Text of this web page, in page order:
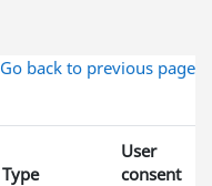
Go back to previous page
Type
User
consent